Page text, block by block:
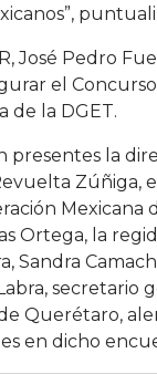
José Pedro
el
de la DGET.
presentes la
Zúñiga,
Mexicana
Ortega, la
Sandra
secretario
Querétaro,
en dicho